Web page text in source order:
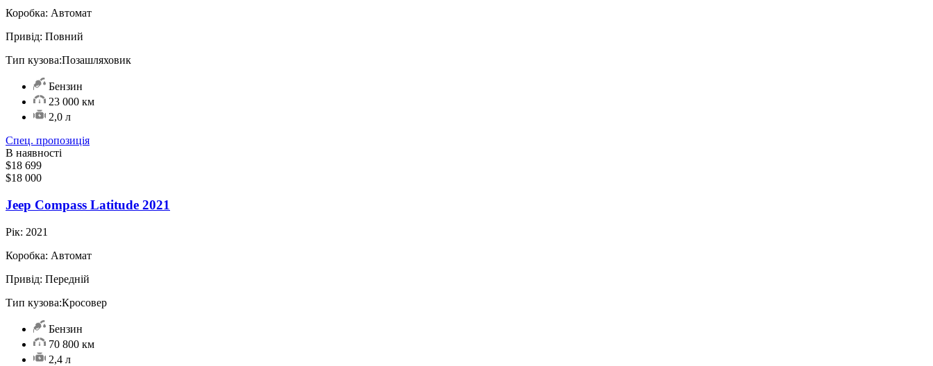
Коробка: Автомат
Привід: Повний
Тип кузова:Позашляховик
Бензин
23 000 км
2,0 л
Спец. пропозиція
В наявності
$18 699
$18 000
Jeep Compass Latitude 2021
Рік: 2021
Коробка: Автомат
Привід: Передній
Тип кузова:Кросовер
Бензин
70 800 км
2,4 л